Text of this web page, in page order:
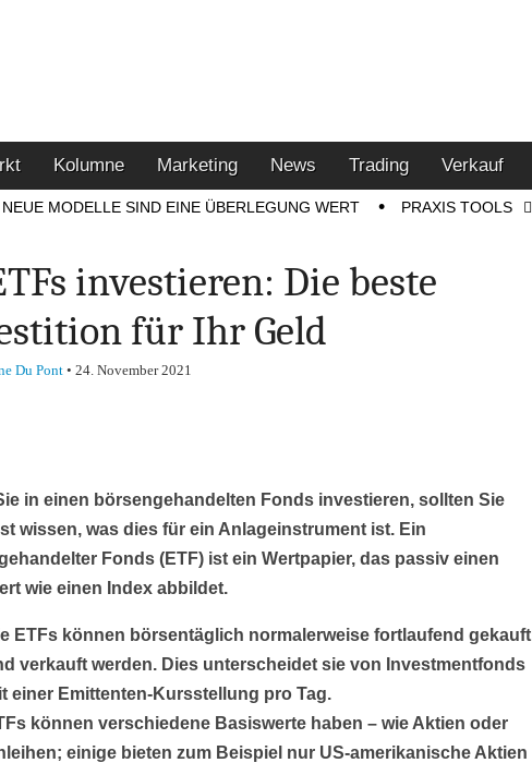
Kolumne Marketing News Trading Verkauf
NEUE MODELLE SIND EINE ÜBERLEGUNG WERT PRAXIS TOOLS
investieren: Die beste
für Ihr Geld
Du Pont• 24. November 2021
in einen börsengehandelten Fonds investieren, sollten Sie
wissen, was dies für ein Anlageinstrument ist. Ein
Fonds (ETF) ist ein Wertpapier, das passiv einen
wie einen Index abbildet.
ETFs können börsentäglich normalerweise fortlaufend gekauft
verkauft werden. Dies unterscheidet sie von Investmentfonds
einer Emittenten-Kursstellung pro Tag.
können verschiedene Basiswerte haben – wie Aktien oder
einige bieten zum Beispiel nur US-amerikanische Aktien